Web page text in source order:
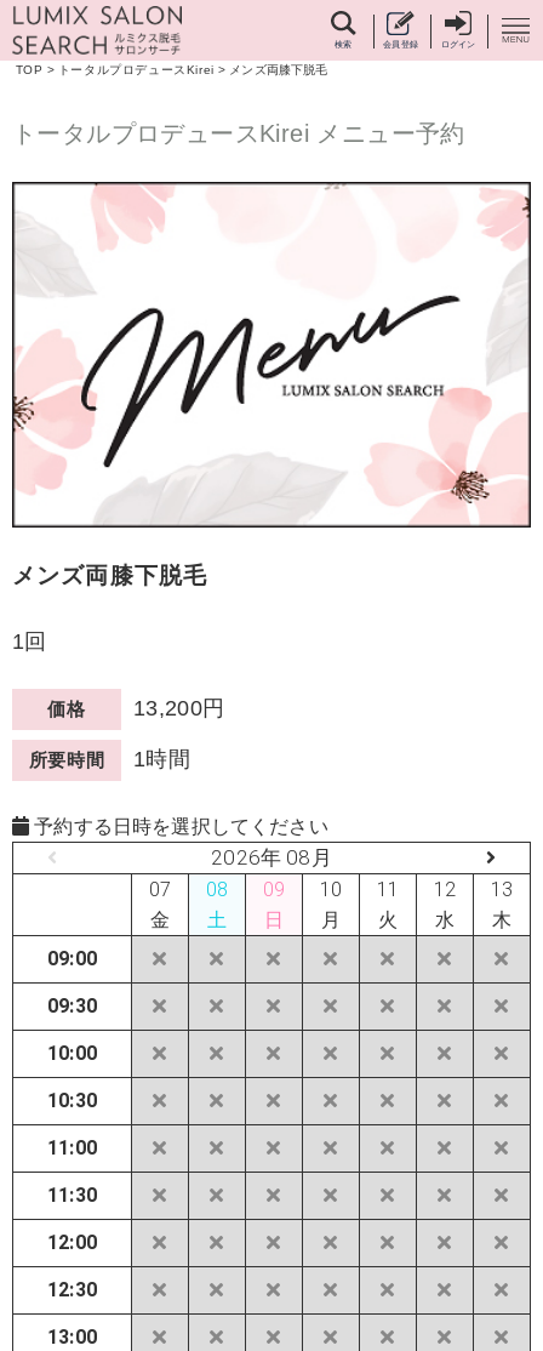
検索 会員登録 ログイン
TOP > トータルプロデュースKirei > メンズ両膝下脱毛
トータルプロデュースKirei メニュー予約
メンズ両膝下脱毛
1回
価格 13,200円
所要時間 1時間
予約する日時を選択してください
2026年 08月
07
金
08
土
09
日
10
月
11
火
12
水
13
木
09:00
09:30
10:00
10:30
11:00
11:30
12:00
12:30
13:00